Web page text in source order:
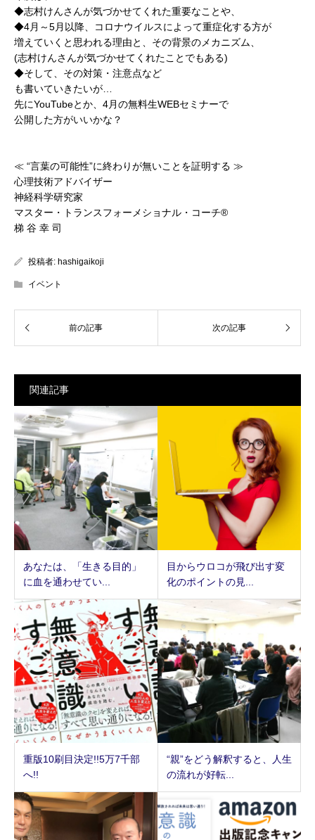
◆志村けんさんが気づかせてくれた重要なことや、
◆4月～5月以降、コロナウイルスによって重症化する方が
増えていくと思われる理由と、その背景のメカニズム、
(志村けんさんが気づかせてくれたことでもある)
◆そして、その対策・注意点など
も書いていきたいが…
先にYouTubeとか、4月の無料生WEBセミナーで
公開した方がいいかな？
≪ “言葉の可能性”に終わりが無いことを証明する ≫
心理技術アドバイザー
神経科学研究家
マスター・トランスフォーメショナル・コーチ®
梯 谷 幸 司
投稿者: hashigaikoji
イベント
関連記事
あなたは、「生きる目的」
に血を通わせてい...
目からウロコが飛び出す変
化のポイントの見...
重版10刷目決定!!5万7千部
へ!!
“親”をどう解釈すると、人生
の流れが好転...